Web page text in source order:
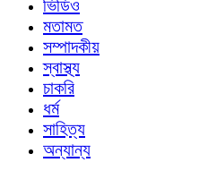
ভিডিও
মতামত
সম্পাদকীয়
স্বাস্থ্য
চাকরি
ধর্ম
সাহিত্য
অন্যান্য